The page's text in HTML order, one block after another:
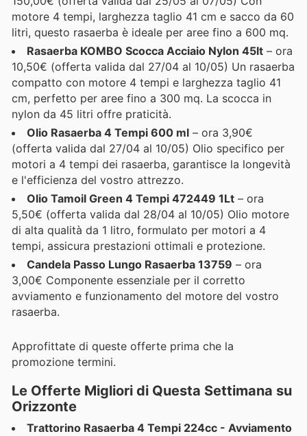
motore 4 tempi, larghezza taglio 41 cm e sacco da 60
litri, questo rasaerba è ideale per aree fino a 600 mq.
Rasaerba KOMBO Scocca Acciaio Nylon 45lt – ora
10,50€ (offerta valida dal 27/04 al 10/05) Un rasaerba
compatto con motore 4 tempi e larghezza taglio 41
cm, perfetto per aree fino a 300 mq. La scocca in
nylon da 45 litri offre praticità.
Olio Rasaerba 4 Tempi 600 ml – ora 3,90€
(offerta valida dal 27/04 al 10/05) Olio specifico per
motori a 4 tempi dei rasaerba, garantisce la longevità
e l'efficienza del vostro attrezzo.
Olio Tamoil Green 4 Tempi 472449 1Lt – ora
5,50€ (offerta valida dal 28/04 al 10/05) Olio motore
di alta qualità da 1 litro, formulato per motori a 4
tempi, assicura prestazioni ottimali e protezione.
Candela Passo Lungo Rasaerba 13759 – ora
3,00€ Componente essenziale per il corretto
avviamento e funzionamento del motore del vostro
rasaerba.
Approfittate di queste offerte prima che la
promozione termini.
Le Offerte Migliori di Questa Settimana su
Orizzonte
Trattorino Rasaerba 4 Tempi 224cc - Avviamento